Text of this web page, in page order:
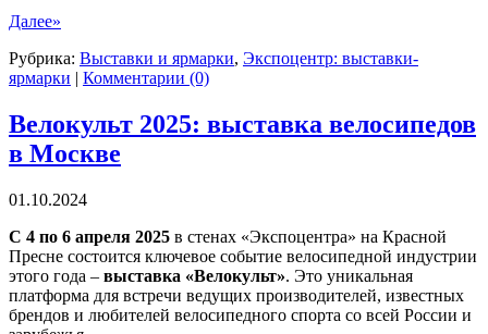
Далее»
Рубрика: Выставки и ярмарки, Экспоцентр: выставки-
ярмарки | Комментарии (0)
Велокульт 2025: выставка велосипедов
в Москве
01.10.2024
С 4 по 6 апреля 2025 в стенах «Экспоцентра» на Красной
Пресне состоится ключевое событие велосипедной индустрии
этого года – выставка «Велокульт». Это уникальная
платформа для встречи ведущих производителей, известных
брендов и любителей велосипедного спорта со всей России и